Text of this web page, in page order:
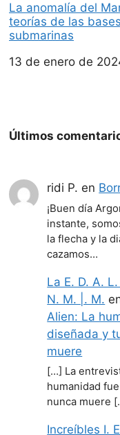
La anomalía del
teorías de las
submarinas
Fecha
13 de enero de
Últimos
ridi P. en
¡Buen día
instante,
la flecha y la
cazamos…
La E. D. A.
N. M. |. M.
Alien: La
diseñada y
muere
[…] La
humanidad
nunca muere
Increíbles I.